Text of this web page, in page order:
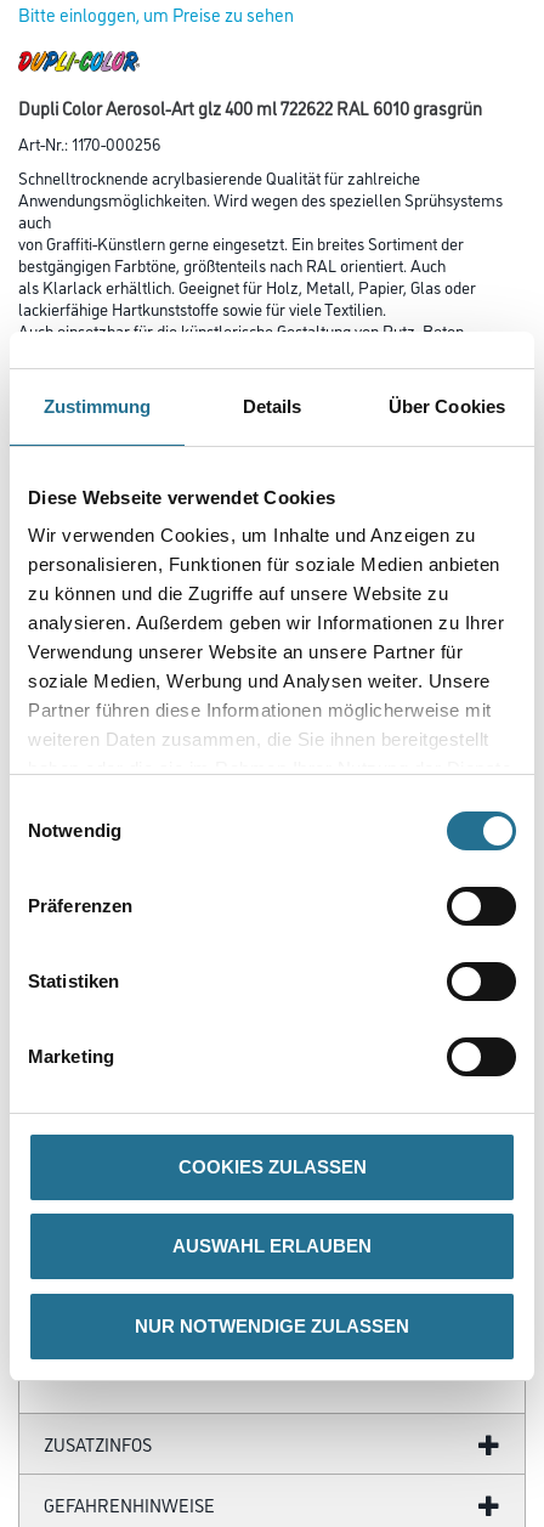
Zustimmung Details Über Cookies
Diese Webseite verwendet Cookies
Wir verwenden Cookies, um Inhalte und Anzeigen zu
personalisieren, Funktionen für soziale Medien anbieten
zu können und die Zugriffe auf unsere Website zu
analysieren. Außerdem geben wir Informationen zu Ihrer
Verwendung unserer Website an unsere Partner für
soziale Medien, Werbung und Analysen weiter. Unsere
Partner führen diese Informationen möglicherweise mit
weiteren Daten zusammen, die Sie ihnen bereitgestellt
Notwendig
Präferenzen
Statistiken
Marketing
COOKIES ZULASSEN
AUSWAHL ERLAUBEN
NUR NOTWENDIGE ZULASSEN
Bitte einloggen, um Preise zu sehen
Dupli Color Aerosol-Art glz 400 ml 722622 RAL 6010 grasgrün
Art-Nr.:1170-000256
Schnelltrocknende acrylbasierende Qualität für zahlreiche
Anwendungsmöglichkeiten. Wird wegen des speziellen Sprühsystems
auch
von Graffiti-Künstlern gerne eingesetzt. Ein breites Sortiment der
bestgängigen Farbtöne, größtenteils nach RAL orientiert. Auch
als Klarlack erhältlich. Geeignet für Holz, Metall, Papier, Glas oder
lackierfähige Hartkunststoffe sowie für viele Textilien.
Auch einsetzbar für die künstlerische Gestaltung von Putz, Beton,
Farbtonbezeichnung
Glanzgrad
Gebinde
Umrechnungsfaktoren
Staubtrocken: 10 min, grifffest: 30 min, durchgetrocknet: 2 h,
überlackierbar: 24 h
Arbeitstemperatur: 10 - 25 °C
Ergiebigkeit: 0.8 - 1.5 m²
ZUSATZINFOS
GEFAHRENHINWEISE